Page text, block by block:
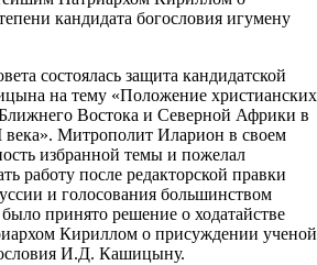
кандидата богословия игумену
состоялась защита кандидатской
на тему «Положение христианских
Востока и Северной Африки в
Митрополит Иларион в своем
избранной темы и пожелал
работу после редакторской правки
и голосования большинством
принято решение о ходатайстве
Кириллом о присуждении ученой
И.Д. Кашицыну.